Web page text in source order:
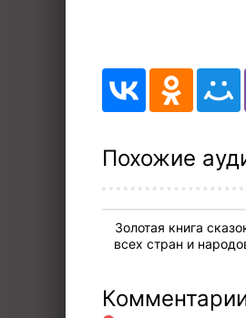
04 ekstsentrichnye
05 dalinyus
Похожие
Золотая книга
всех стран и